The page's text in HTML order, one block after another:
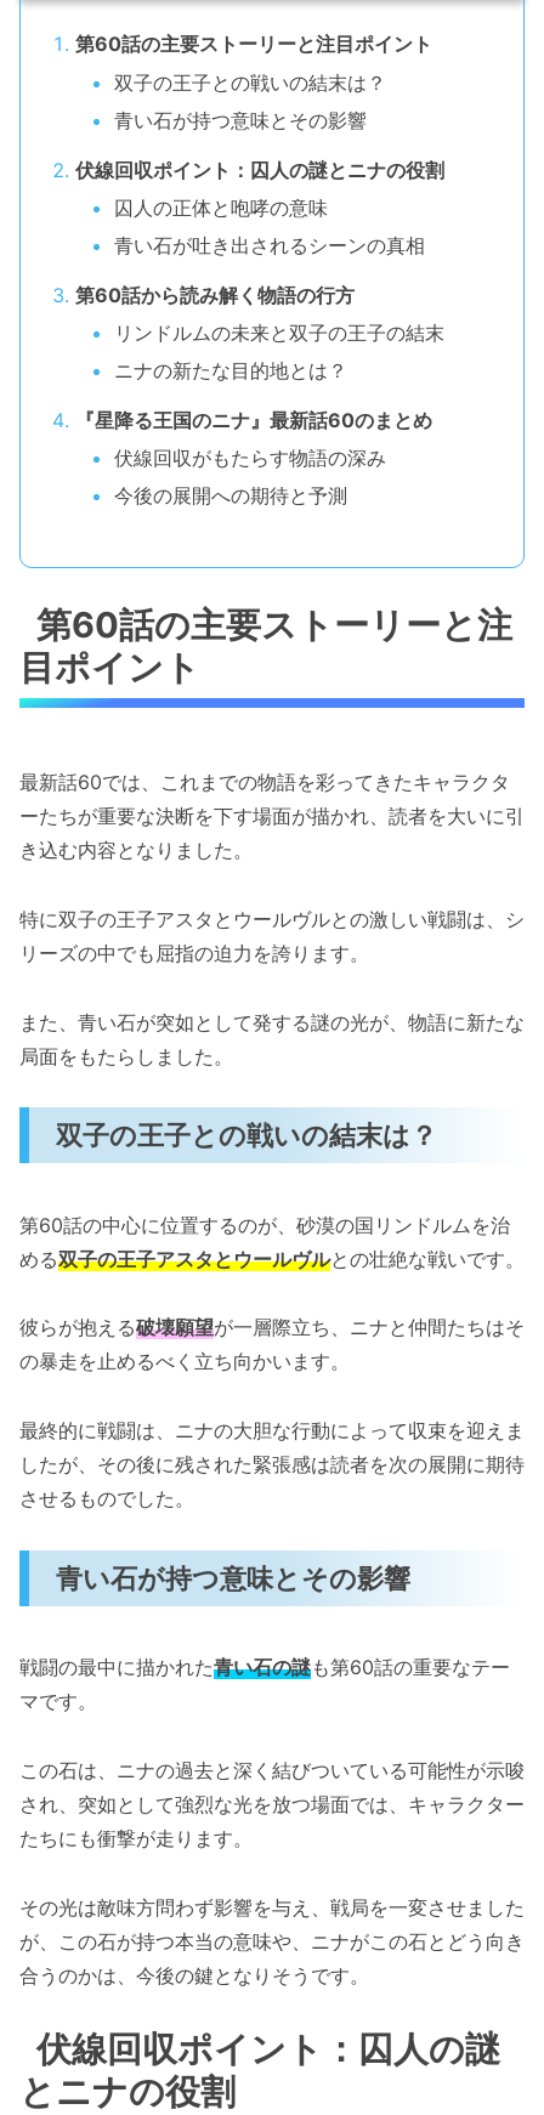
第60話の主要ストーリーと注目ポイント
双子の王子との戦いの結末は？
青い石が持つ意味とその影響
伏線回収ポイント：囚人の謎とニナの役割
囚人の正体と咆哮の意味
青い石が吐き出されるシーンの真相
第60話から読み解く物語の行方
リンドルムの未来と双子の王子の結末
ニナの新たな目的地とは？
『星降る王国のニナ』最新話60のまとめ
伏線回収がもたらす物語の深み
今後の展開への期待と予測
第60話の主要ストーリーと注
目ポイント
最新話60では、これまでの物語を彩ってきたキャラクタ
ーたちが重要な決断を下す場面が描かれ、読者を大いに引
き込む内容となりました。
特に双子の王子アスタとウールヴルとの激しい戦闘は、シ
リーズの中でも屈指の迫力を誇ります。
また、青い石が突如として発する謎の光が、物語に新たな
局面をもたらしました。
双子の王子との戦いの結末は？
第60話の中心に位置するのが、砂漠の国リンドルムを治
める双子の王子アスタとウールヴルとの壮絶な戦いです。
彼らが抱える破壊願望が一層際立ち、ニナと仲間たちはそ
の暴走を止めるべく立ち向かいます。
最終的に戦闘は、ニナの大胆な行動によって収束を迎えま
したが、その後に残された緊張感は読者を次の展開に期待
させるものでした。
青い石が持つ意味とその影響
戦闘の最中に描かれた青い石の謎も第60話の重要なテー
マです。
この石は、ニナの過去と深く結びついている可能性が示唆
され、突如として強烈な光を放つ場面では、キャラクター
たちにも衝撃が走ります。
その光は敵味方問わず影響を与え、戦局を一変させました
が、この石が持つ本当の意味や、ニナがこの石とどう向き
合うのかは、今後の鍵となりそうです。
伏線回収ポイント：囚人の謎
とニナの役割